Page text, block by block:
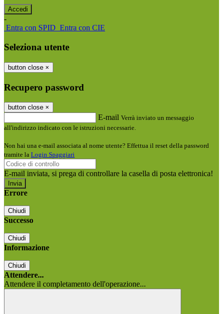
-
Entra con SPID Entra con CIE
Seleziona utente
button close ×
Recupero password
button close ×
E-mail Verrà inviato un messaggio
all'indirizzo indicato con le istruzioni necessarie.
Non hai una e-mail associata al nome utente? Effettua il reset della password
tramite la Login Spaggiari
E-mail inviata, si prega di controllare la casella di posta elettronica!
Errore
Chiudi
Successo
Chiudi
Informazione
Chiudi
Attendere...
Attendere il completamento dell'operazione...